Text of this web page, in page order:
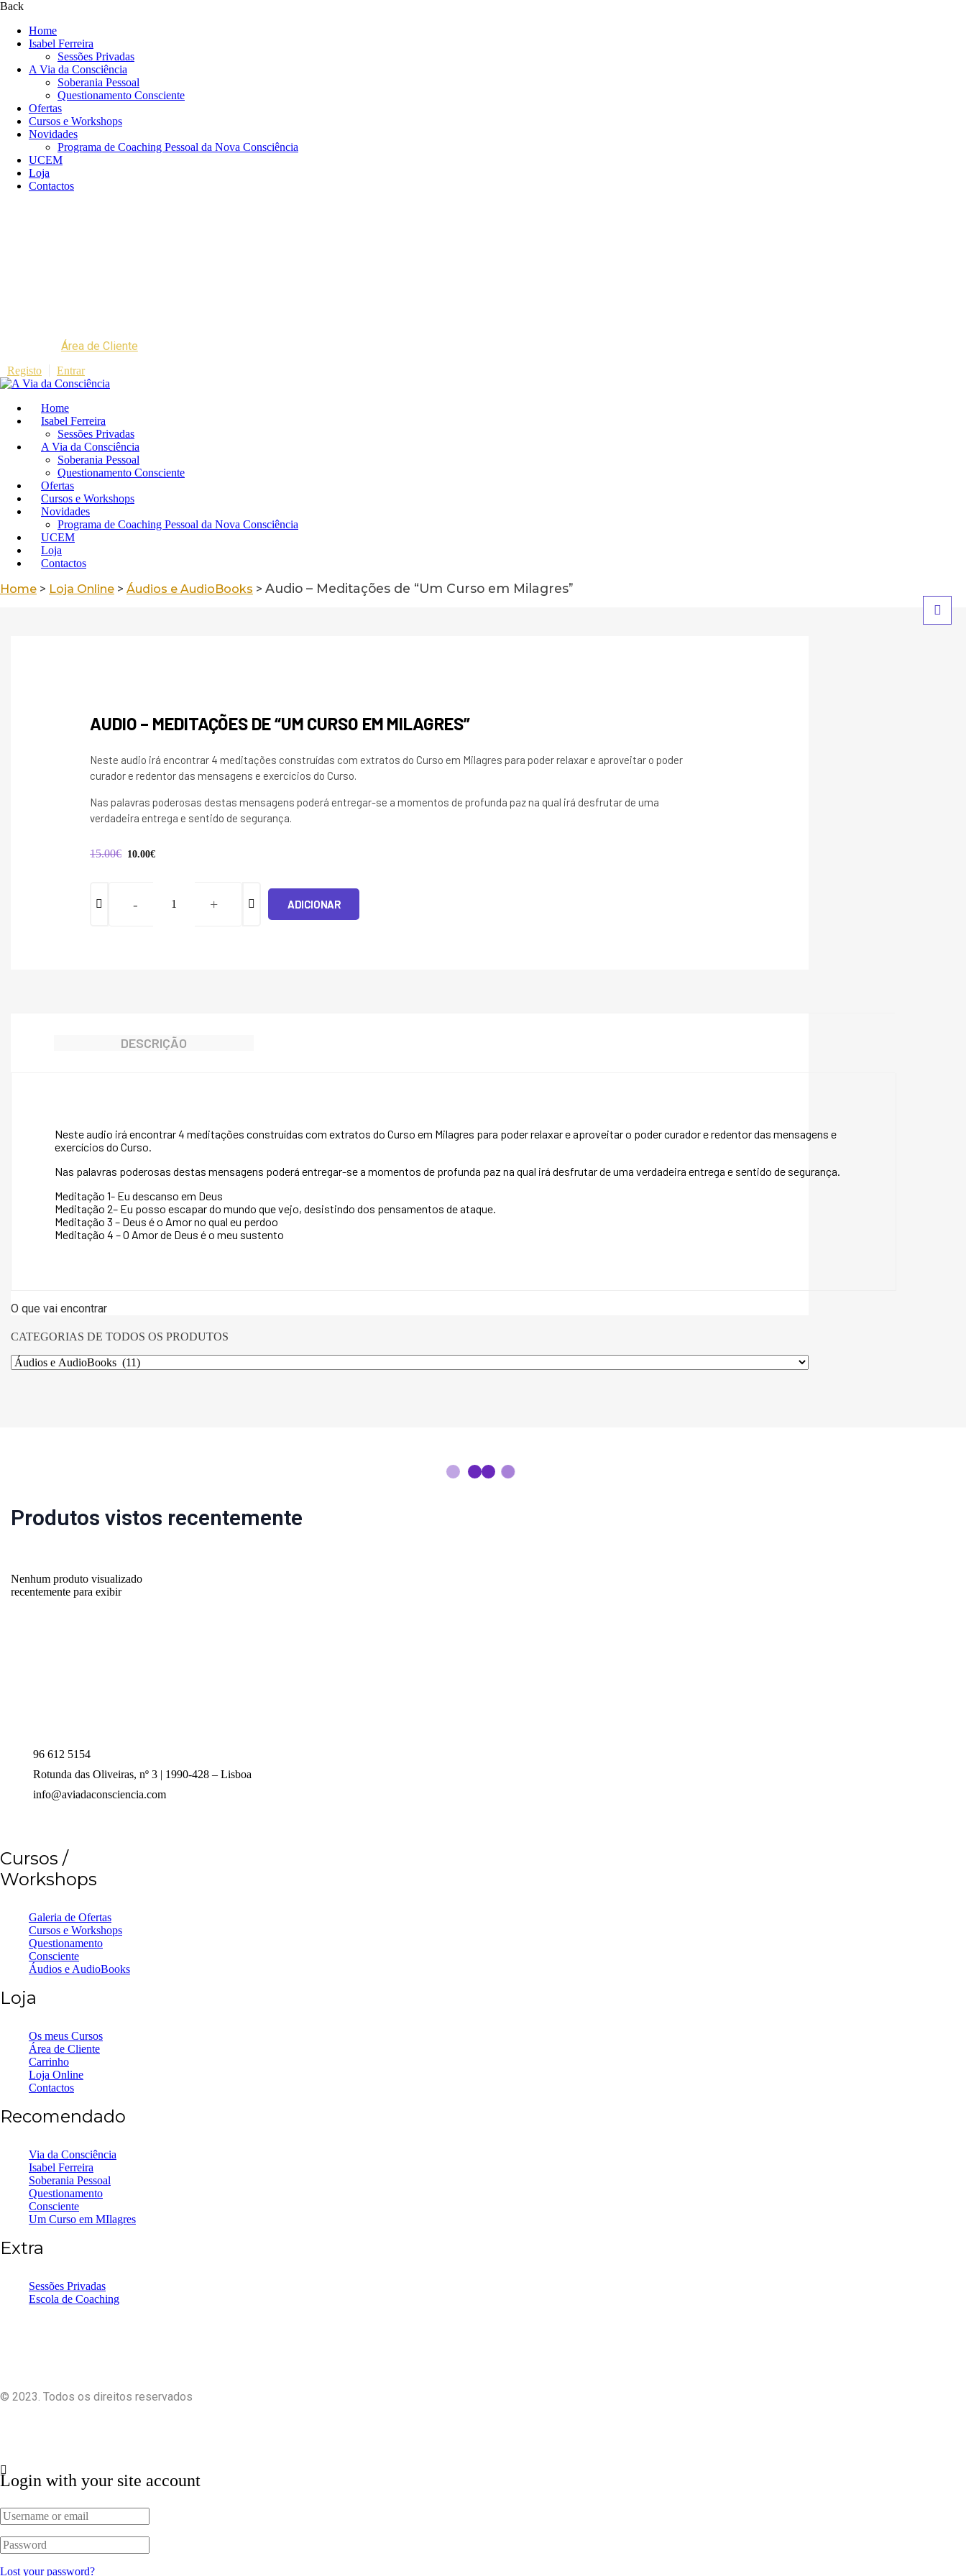
Back
Home
Isabel Ferreira
Sessões Privadas
A Via da Consciência
Soberania Pessoal
Questionamento Consciente
Ofertas
Cursos e Workshops
Novidades
Programa de Coaching Pessoal da Nova Consciência
UCEM
Loja
Contactos
Área de Cliente
Registo Entrar
Home
Isabel Ferreira
Sessões Privadas
A Via da Consciência
Soberania Pessoal
Questionamento Consciente
Ofertas
Cursos e Workshops
Novidades
Programa de Coaching Pessoal da Nova Consciência
UCEM
Loja
Contactos
Home > Loja Online > Áudios e AudioBooks > Audio – Meditações de “Um Curso em Milagres”
AUDIO – MEDITAÇÕES DE “UM CURSO EM MILAGRES”
Neste audio irá encontrar 4 meditações construídas com extratos do Curso em Milagres para poder relaxar e aproveitar o poder
curador e redentor das mensagens e exercícios do Curso.
Nas palavras poderosas destas mensagens poderá entregar-se a momentos de profunda paz na qual irá desfrutar de uma
verdadeira entrega e sentido de segurança.
15.00€
O
era:
15.00€.
10.00€
O
é:
10.00€.
-
Quantidade
+ ADICIONAR
DESCRIÇÃO
Neste audio irá encontrar 4 meditações construídas com extratos do Curso em Milagres para poder relaxar e aproveitar o poder curador e redentor das mensagens e
exercícios do Curso.
Nas palavras poderosas destas mensagens poderá entregar-se a momentos de profunda paz na qual irá desfrutar de uma verdadeira entrega e sentido de segurança.
Meditação 1- Eu descanso em Deus
Meditação 2– Eu posso escapar do mundo que vejo, desistindo dos pensamentos de ataque.
Meditação 3 – Deus é o Amor no qual eu perdoo
Meditação 4 – O Amor de Deus é o meu sustento
O que vai encontrar
CATEGORIAS DE TODOS OS PRODUTOS
Produtos vistos recentemente
Nenhum produto visualizado
recentemente para exibir
96 612 5154
Rotunda das Oliveiras, nº 3 | 1990-428 – Lisboa
info@aviadaconsciencia.com
Cursos /
Workshops
Galeria de Ofertas
Cursos e Workshops
Questionamento
Consciente
Áudios e AudioBooks
Loja
Os meus Cursos
Área de Cliente
Carrinho
Loja Online
Contactos
Recomendado
Via da Consciência
Isabel Ferreira
Soberania Pessoal
Questionamento
Consciente
Um Curso em MIlagres
Extra
Sessões Privadas
Escola de Coaching
© 2023. Todos os direitos reservados
Login with your site account
Lost your password?